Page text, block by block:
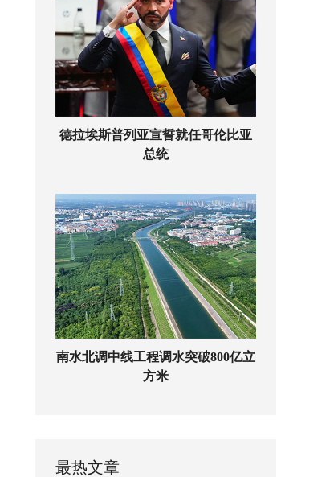
德拉埃斯普列亚宣誓就任哥伦比亚
总统
南水北调中线工程调水突破800亿立
方米
最热文章